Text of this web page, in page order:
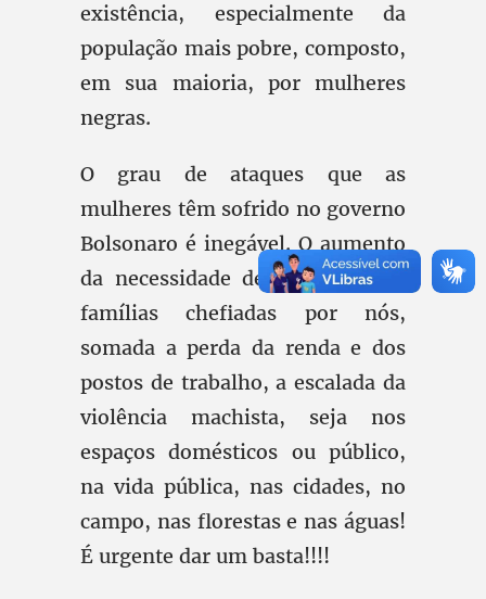
existência, especialmente da
população mais pobre, composto,
em sua maioria, por mulheres
negras.
O grau de ataques que as
mulheres têm sofrido no governo
Bolsonaro é inegável. O aumento
da necessidade de cuidados nas
famílias chefiadas por nós,
somada a perda da renda e dos
postos de trabalho, a escalada da
violência machista, seja nos
espaços domésticos ou público,
na vida pública, nas cidades, no
campo, nas florestas e nas águas!
É urgente dar um basta!!!!